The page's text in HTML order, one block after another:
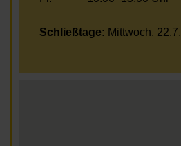
Schließtage: Mittwoch, 22.7.